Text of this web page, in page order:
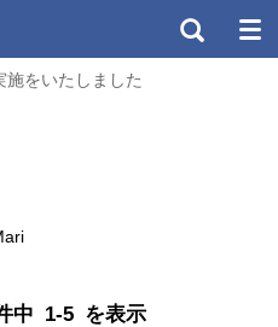
をいたしました
中 1-5 を表示